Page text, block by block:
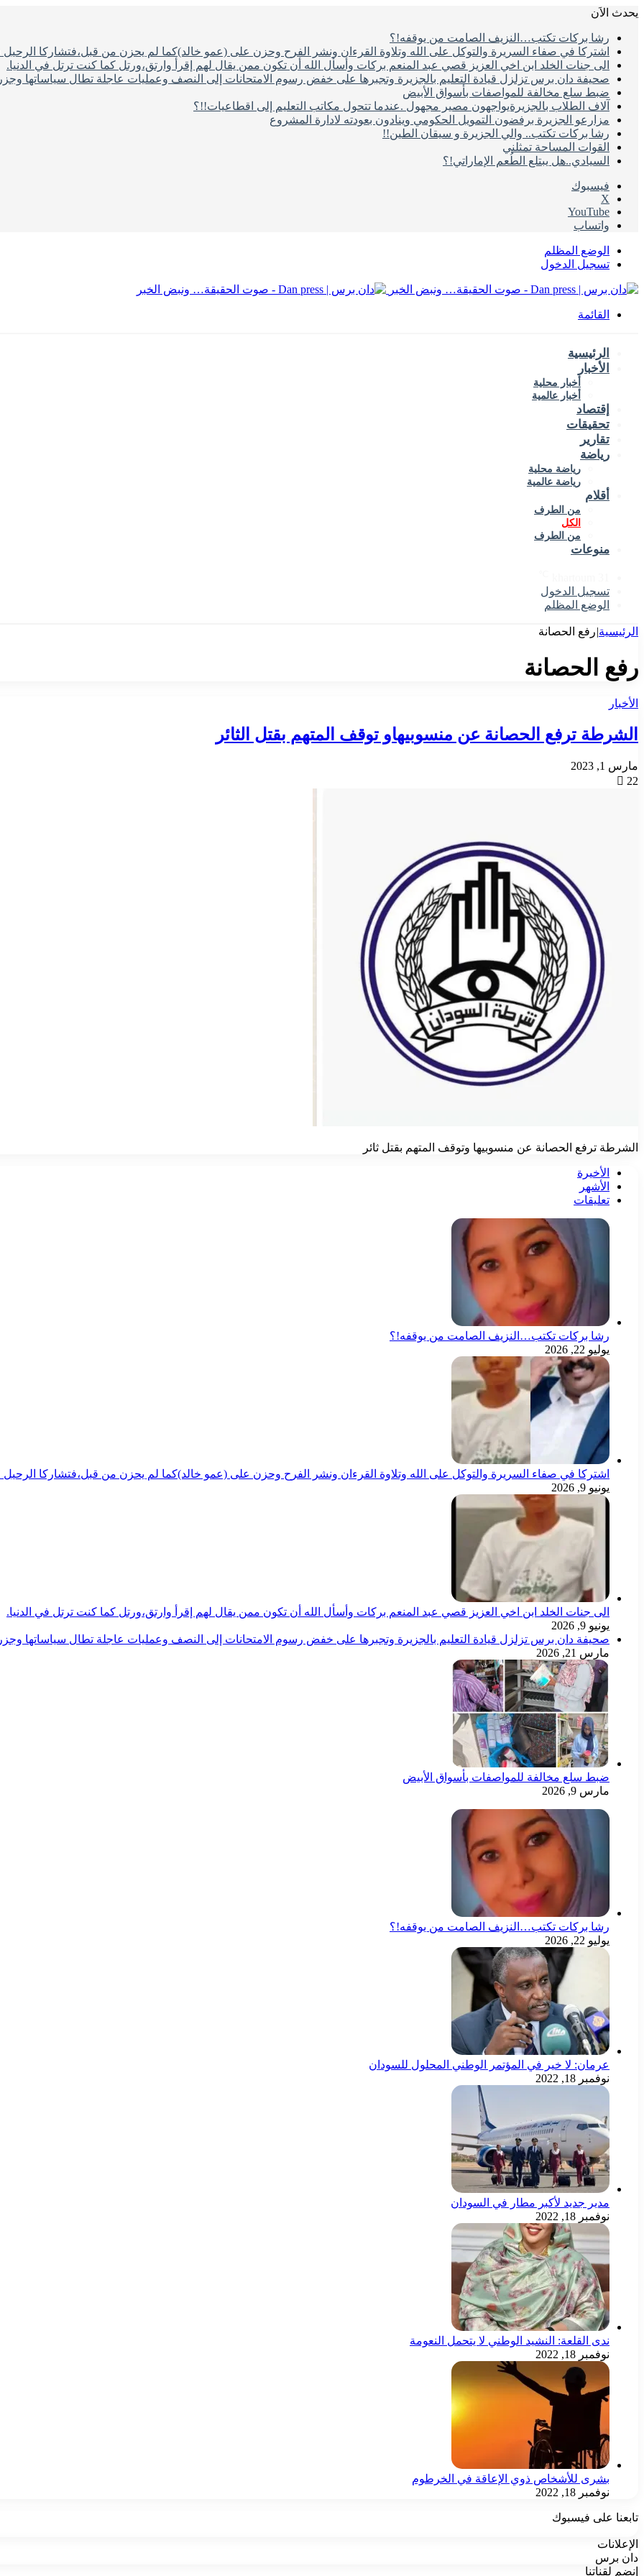
يحدث الاَن
رشا بركات تكتب…النزيف الصامت من يوقفه!؟
اشتركا في صفاء السريرة والتوكل على الله وتلاوة القرءان ونشر الفرح وحزن على (عمو خالد)كما لم يحزن من قبل،فتشاركا الرحيل
الى جنات الخلد ابن اخي العزيز قصي عبد المنعم بركات وأسأل الله أن تكون ممن يقال لهم إقرأ وارتق،ورتل كما كنت ترتل في الدنيا.
صحيفة دان برس تزلزل قيادة التعليم بالجزيرة وتجبرها على خفض رسوم الامتحانات إلى النصف وعمليات عاجلة تطال سياساتها
ضبط سلع مخالفة للمواصفات بأسواق الأبيض
آلاف الطلاب بالجزيرةيواجهون مصير مجهول .عندما تتحول مكاتب التعليم إلى اقطاعيات!!؟
مزارعو الجزيرة برفضون التمويل الحكومي وينادون بعودته لادارة المشروع
رشا بركات تكتب.. والي الجزيرة و سيقان الطين!!
القوات المساحة تمثلني
السيادي..هل يبتلع الطُعم الإماراتي!؟
فيسبوك
‫X
‫YouTube
واتساب
الوضع المظلم
تسجيل الدخول
القائمة
الرئيسية
الأخبار
أخبار محلية
أخبار عالمية
إقتصاد
تحقيقات
تقارير
رياضة
رياضة محلية
رياضة عالمية
أقلام
من الطرف
الكل
من الطرف
منوعات
تسجيل الدخول
الوضع المظلم
الرئيسية|رفع الحصانة
رفع الحصانة
الأخبار
الشرطة ترفع الحصانة عن منسوبيهاو توقف المتهم بقتل الثائر
مارس 1, 2023
22
الشرطة ترفع الحصانة عن منسوبيها وتوقف المتهم بقتل ثائر
الأخيرة
الأشهر
تعليقات
رشا بركات تكتب…النزيف الصامت من يوقفه!؟
يوليو 22, 2026
اشتركا في صفاء السريرة والتوكل على الله وتلاوة القرءان ونشر الفرح وحزن على (عمو خالد)كما لم يحزن من قبل،فتشاركا الرحيل
يونيو 9, 2026
الى جنات الخلد ابن اخي العزيز قصي عبد المنعم بركات وأسأل الله أن تكون ممن يقال لهم إقرأ وارتق،ورتل كما كنت ترتل في الدنيا.
يونيو 9, 2026
صحيفة دان برس تزلزل قيادة التعليم بالجزيرة وتجبرها على خفض رسوم الامتحانات إلى النصف وعمليات عاجلة تطال سياساتها
مارس 21, 2026
ضبط سلع مخالفة للمواصفات بأسواق الأبيض
مارس 9, 2026
رشا بركات تكتب…النزيف الصامت من يوقفه!؟
يوليو 22, 2026
عرمان: لا خير في المؤتمر الوطني المحلول للسودان
نوفمبر 18, 2022
مدير جديد لأكبر مطار في السودان
نوفمبر 18, 2022
ندى القلعة: النشيد الوطني لا يتحمل النعومة
نوفمبر 18, 2022
بشرى للأشخاص ذوي الإعاقة في الخرطوم
نوفمبر 18, 2022
تابعنا على فيسبوك
الإعلانات
دان برس
إنضم لقناتنا